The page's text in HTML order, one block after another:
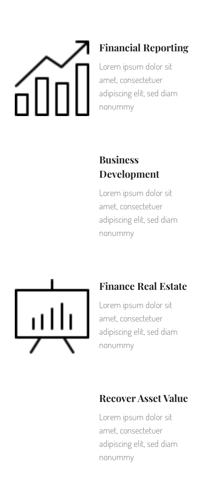
Financial Reporting
Lorem ipsum dolor sit
amet, consectetuer
adipiscing elit, sed diam
nonummy
Business
Development
Lorem ipsum dolor sit
amet, consectetuer
adipiscing elit, sed diam
nonummy
Finance Real Estate
Lorem ipsum dolor sit
amet, consectetuer
adipiscing elit, sed diam
nonummy
Recover Asset Value
Lorem ipsum dolor sit
amet, consectetuer
adipiscing elit, sed diam
nonummy